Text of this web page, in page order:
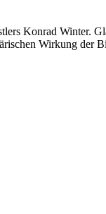
Konrad Winter.
Wirkung der